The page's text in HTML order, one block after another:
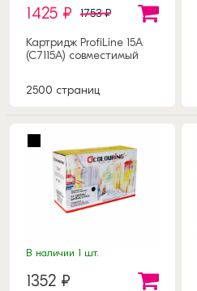
1425 ₽ 1753 ₽
Картридж ProfiLine 15A
(C7115A) совместимый
2500 страниц
В наличии 1 шт.
1352 ₽